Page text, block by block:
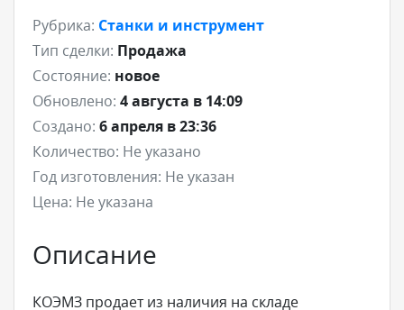
Рубрика: Станки и инструмент
Тип сделки: Продажа
Состояние: новое
Обновлено: 4 августа в 14:09
Создано: 6 апреля в 23:36
Количество: Не указано
Год изготовления: Не указан
Цена: Не указана
Описание
КОЭМЗ продает из наличия на складе